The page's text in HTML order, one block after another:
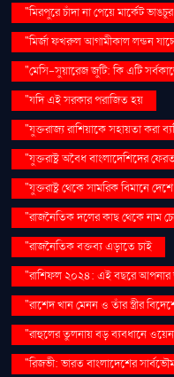
"মিরপুরে চাঁদা না পেয়ে মার্কেট ভাঙচুর
"মির্জা ফখরুল আগামীকাল লন্ডন
"মেসি-সুয়ারেজ জুটি: কি এটি
"যদি এই সরকার পরাজিত হয়
"যুক্তরাজ্য রাশিয়াকে সহায়তা করা
"যুক্তরাষ্ট্র অবৈধ বাংলাদেশিদের
"যুক্তরাষ্ট্র থেকে সামরিক বিমানে
"রাজনৈতিক দলের কাছ থেকে নাম
"রাজনৈতিক বক্তব্য এড়াতে চাই
"রাশিফল ২০২৪: এই বছরে আপনার
"রাশেদ খান মেনন ও তাঁর স্ত্রীর
"রাহুলের তুলনায় বড় ব্যবধানে
"রিজভী: ভারত বাংলাদেশের